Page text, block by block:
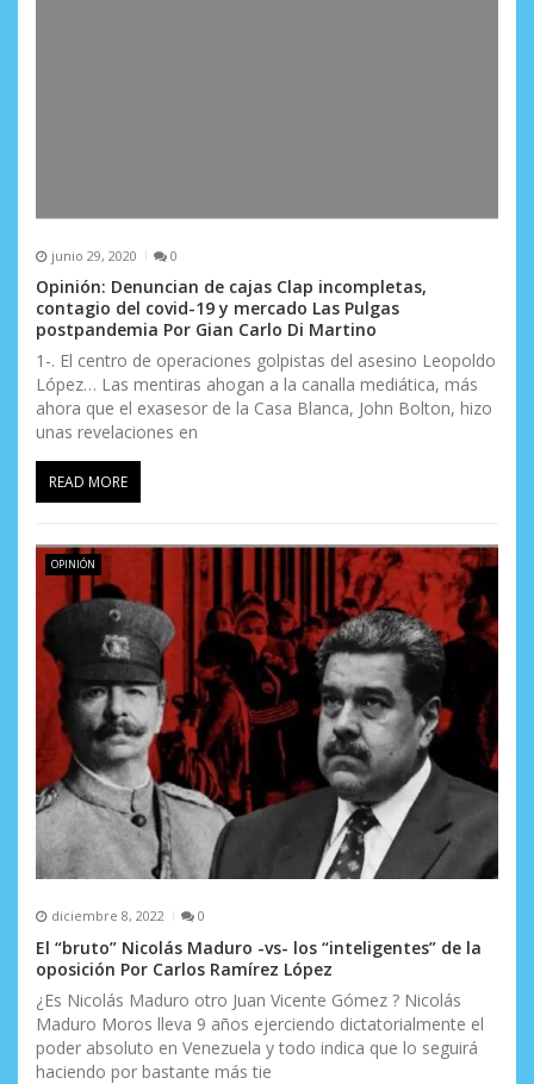
junio 29, 2020 0
Opinión: Denuncian de cajas Clap incompletas,
contagio del covid-19 y mercado Las Pulgas
postpandemia Por Gian Carlo Di Martino
1-. El centro de operaciones golpistas del asesino Leopoldo
López… Las mentiras ahogan a la canalla mediática, más
ahora que el exasesor de la Casa Blanca, John Bolton, hizo
unas revelaciones en
READ MORE
OPINIÓN
diciembre 8, 2022 0
El “bruto” Nicolás Maduro -vs- los “inteligentes” de la
oposición Por Carlos Ramírez López
¿Es Nicolás Maduro otro Juan Vicente Gómez ? Nicolás
Maduro Moros lleva 9 años ejerciendo dictatorialmente el
poder absoluto en Venezuela y todo indica que lo seguirá
haciendo por bastante más tie